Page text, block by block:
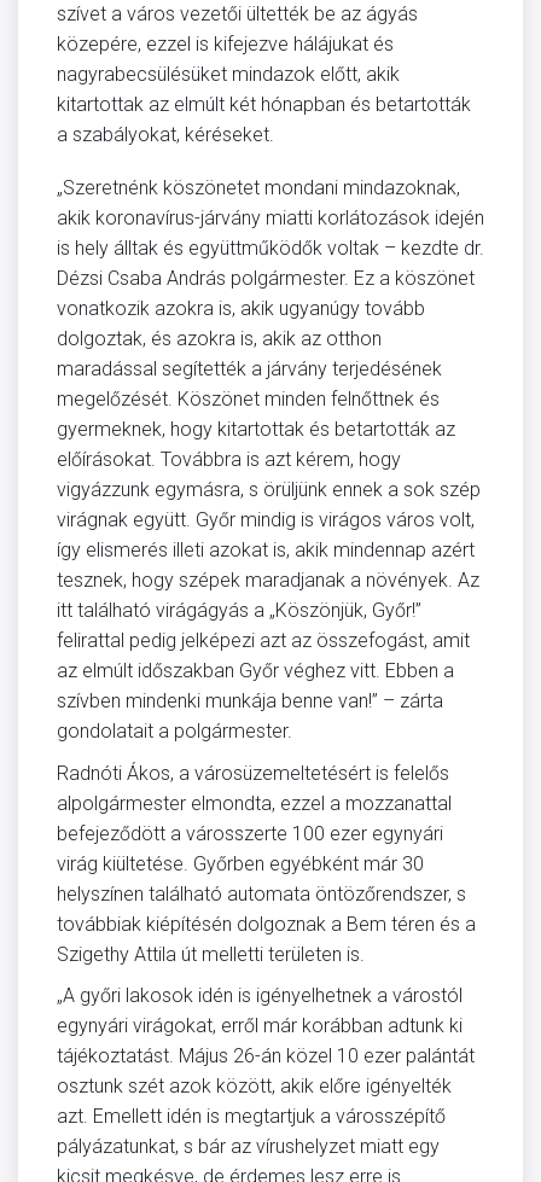
szívet a város vezetői ültették be az ágyás
közepére, ezzel is kifejezve hálájukat és
nagyrabecsülésüket mindazok előtt, akik
kitartottak az elmúlt két hónapban és betartották
a szabályokat, kéréseket.
„Szeretnénk köszönetet mondani mindazoknak,
akik koronavírus-járvány miatti korlátozások idején
is hely álltak és együttműködők voltak – kezdte dr.
Dézsi Csaba András polgármester. Ez a köszönet
vonatkozik azokra is, akik ugyanúgy tovább
dolgoztak, és azokra is, akik az otthon
maradással segítették a járvány terjedésének
megelőzését. Köszönet minden felnőttnek és
gyermeknek, hogy kitartottak és betartották az
előírásokat. Továbbra is azt kérem, hogy
vigyázzunk egymásra, s örüljünk ennek a sok szép
virágnak együtt. Győr mindig is virágos város volt,
így elismerés illeti azokat is, akik mindennap azért
tesznek, hogy szépek maradjanak a növények. Az
itt található virágágyás a „Köszönjük, Győr!”
felirattal pedig jelképezi azt az összefogást, amit
az elmúlt időszakban Győr véghez vitt. Ebben a
szívben mindenki munkája benne van!” – zárta
gondolatait a polgármester.
Radnóti Ákos, a városüzemeltetésért is felelős
alpolgármester elmondta, ezzel a mozzanattal
befejeződött a városszerte 100 ezer egynyári
virág kiültetése. Győrben egyébként már 30
helyszínen található automata öntözőrendszer, s
továbbiak kiépítésén dolgoznak a Bem téren és a
Szigethy Attila út melletti területen is.
„A győri lakosok idén is igényelhetnek a várostól
egynyári virágokat, erről már korábban adtunk ki
tájékoztatást. Május 26-án közel 10 ezer palántát
osztunk szét azok között, akik előre igényelték
azt. Emellett idén is megtartjuk a városszépítő
pályázatunkat, s bár az vírushelyzet miatt egy
kicsit megkésve, de érdemes lesz erre is